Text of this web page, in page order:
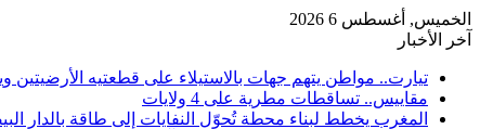
الخميس, أغسطس 6 2026
آخر الأخبار
تيارت.. مواطن يتهم جهات بالاستيلاء على قطعتيه الأرضيتين
مقاييس.. تساقطات مطرية على 4 ولايات
المغرب يخطط لبناء محطة تُحوّل النفايات إلى طاقة بالدار